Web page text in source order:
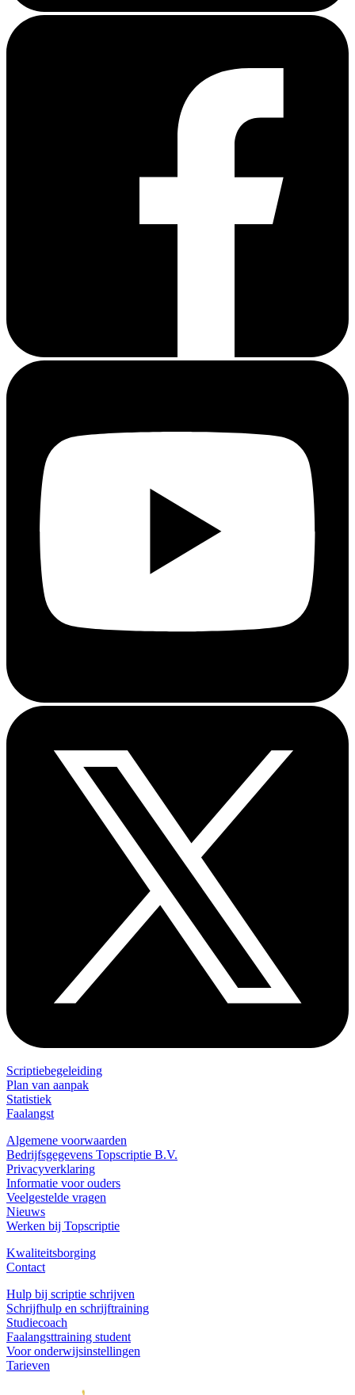
Scriptiebegeleiding
Plan van aanpak
Statistiek
Faalangst
Algemene voorwaarden
Bedrijfsgegevens Topscriptie B.V.
Privacyverklaring
Informatie voor ouders
Veelgestelde vragen
Nieuws
Werken bij Topscriptie
Kwaliteitsborging
Contact
Hulp bij scriptie schrijven
Schrijfhulp en schrijftraining
Studiecoach
Faalangsttraining student
Voor onderwijsinstellingen
Tarieven